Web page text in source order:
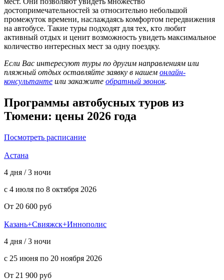
достопримечательностей за относительно небольшой
промежуток времени, наслаждаясь комфортом передвижения
на автобусе. Такие туры подходят для тех, кто любит
активный отдых и ценит возможность увидеть максимальное
количество интересных мест за одну поездку.
Если Вас интересуют туры по другим направлениям или
пляжный отдых оставляйте заявку в нашем онлайн-
консультанте или закажите обратный звонок.
Программы автобусных туров из
Тюмени: цены 2026 года
Посмотреть расписание
Астана
4 дня / 3 ночи
с 4 июля по 8 октября 2026
От 20 600 руб
Казань+Свияжск+Иннополис
4 дня / 3 ночи
с 25 июня по 20 ноября 2026
От 21 900 руб